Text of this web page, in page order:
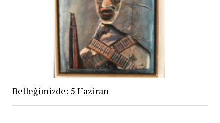
Belleğimizde: 5 Haziran